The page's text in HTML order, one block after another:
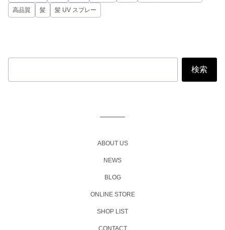
高品質 髪 髪 UV スプレー
ABOUT US
NEWS
BLOG
ONLINE STORE
SHOP LIST